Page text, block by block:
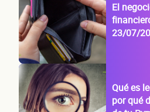
El
23/07/
Qué es
por qué